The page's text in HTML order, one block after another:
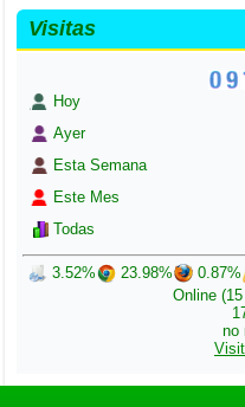
Visitas
Hoy
Ayer
Esta Semana
Este Mes
Todas
3.52% 23.98% 0.87%
Online
no